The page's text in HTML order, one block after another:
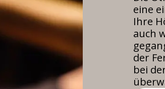
eine
Ihre
auch
der
bei